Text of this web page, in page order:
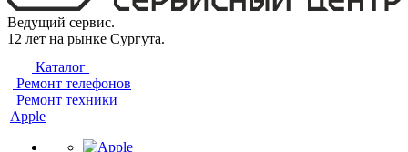
Ведущий сервис.
12 лет на рынке Сургута.
Каталог
Ремонт телефонов
Ремонт техники
Apple